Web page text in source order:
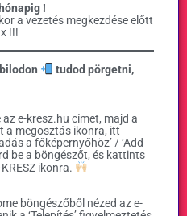
!
a vezetés megkezdése előtt
!!!
tudod pörgetni,
e-kresz.hu címet, majd a
a megosztás ikonra, itt
a főképernyőhöz’ / ‘Add
be a böngészőt, és kattints
ikonra.
böngészőből nézed az e-